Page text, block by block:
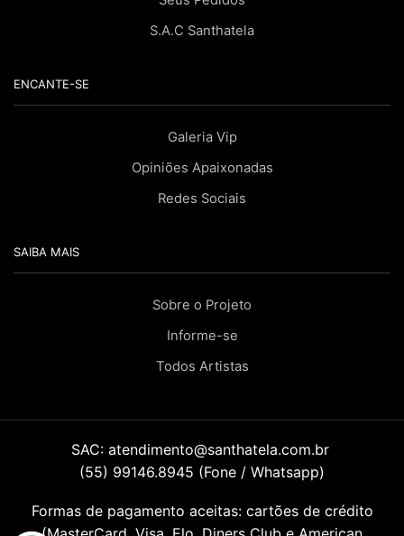
S.A.C Santhatela
ENCANTE-SE
Galeria Vip
Opiniões Apaixonadas
Redes Sociais
SAIBA MAIS
Sobre o Projeto
Informe-se
Todos Artistas
SAC: atendimento@santhatela.com.br
(55) 99146.8945 (Fone / Whatsapp)
Formas de pagamento aceitas: cartões de crédito